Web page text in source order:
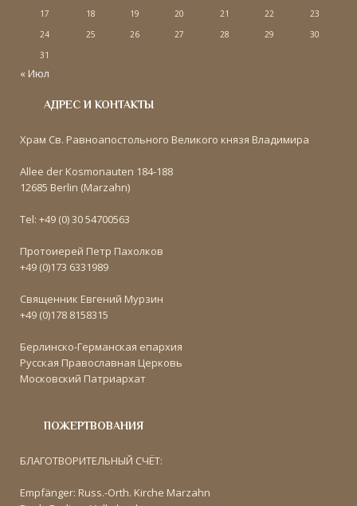
17
18 19 20 21 22
23
24
25 26 27 28 29
30
31
« Июл
АДРЕС И КОНТАКТЫ
Храм Св. Равноапостольного Великого князя Владимира
Allee der Kosmonauten 184-188
12685 Berlin (Marzahn)
Tel: +49 (0) 30 54700563
Протоиерей Петр Пахолков
+49 (0)173 6331989
Священник Евгений Мурзин
+49 (0)178 8158315
Берлинско-Германская епархия
Русская Православная Церковь
Московский Патриархат
ПОЖЕРТВОВАНИЯ
БЛАГОТВОРИТЕЛЬНЫЙ СЧЁТ:
Empfänger: Russ.-Orth. Kirche Marzahn